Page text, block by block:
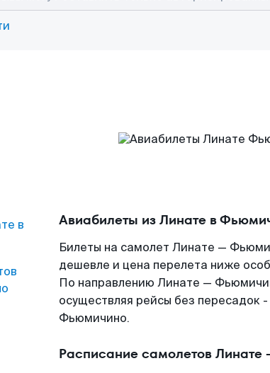
в
Авиабилеты из Линате в
Билеты на самолет Линате —
дешевле и цена перелета ниже
По направлению Линате —
осуществляя рейсы без пересадок
Фьюмичино.
Расписание самолетов